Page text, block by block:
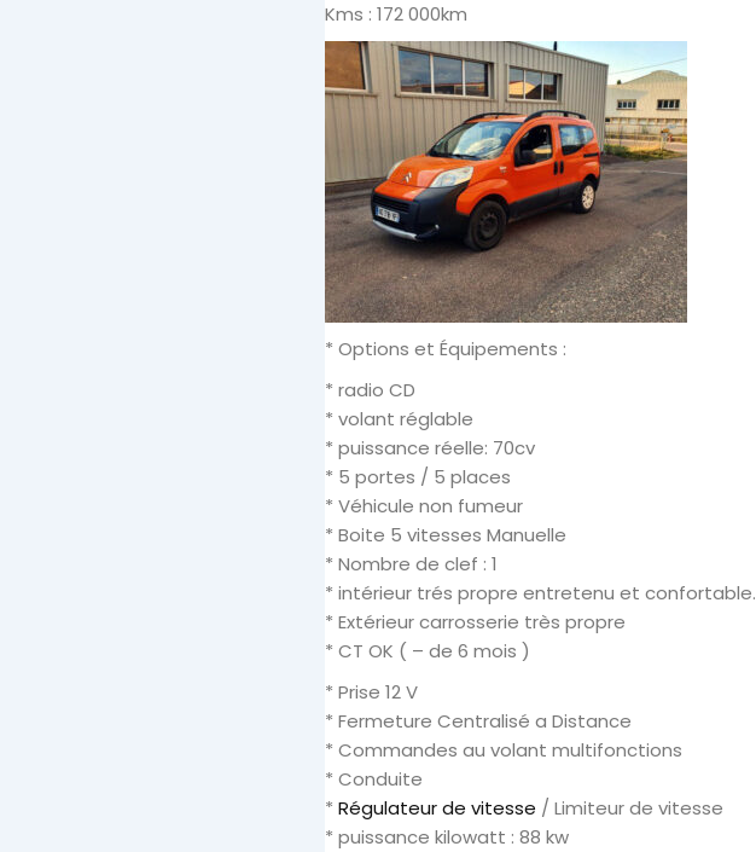
Kms : 172 000km
* Options et Équipements :
* radio CD
* volant réglable
* puissance réelle: 70cv
* 5 portes / 5 places
* Véhicule non fumeur
* Boite 5 vitesses Manuelle
* Nombre de clef : 1
* intérieur trés propre entretenu et confortable.
* Extérieur carrosserie très propre
* CT OK ( – de 6 mois )
* Prise 12 V
* Fermeture Centralisé a Distance
* Commandes au volant multifonctions
* Conduite
* Régulateur de vitesse / Limiteur de vitesse
* puissance kilowatt : 88 kw